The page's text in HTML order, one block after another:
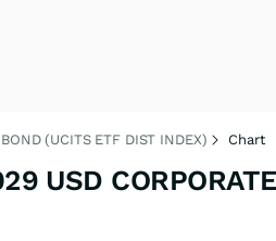
(UCITS ETF DIST INDEX) Chart
USD